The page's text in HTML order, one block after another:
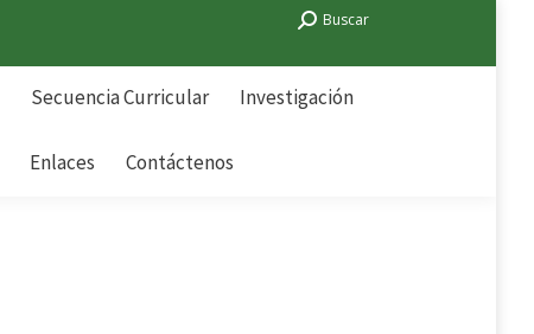
Search:Buscar
Secuencia Curricular Investigación
Enlaces Contáctenos
Investigación
Enlaces Contáctenos